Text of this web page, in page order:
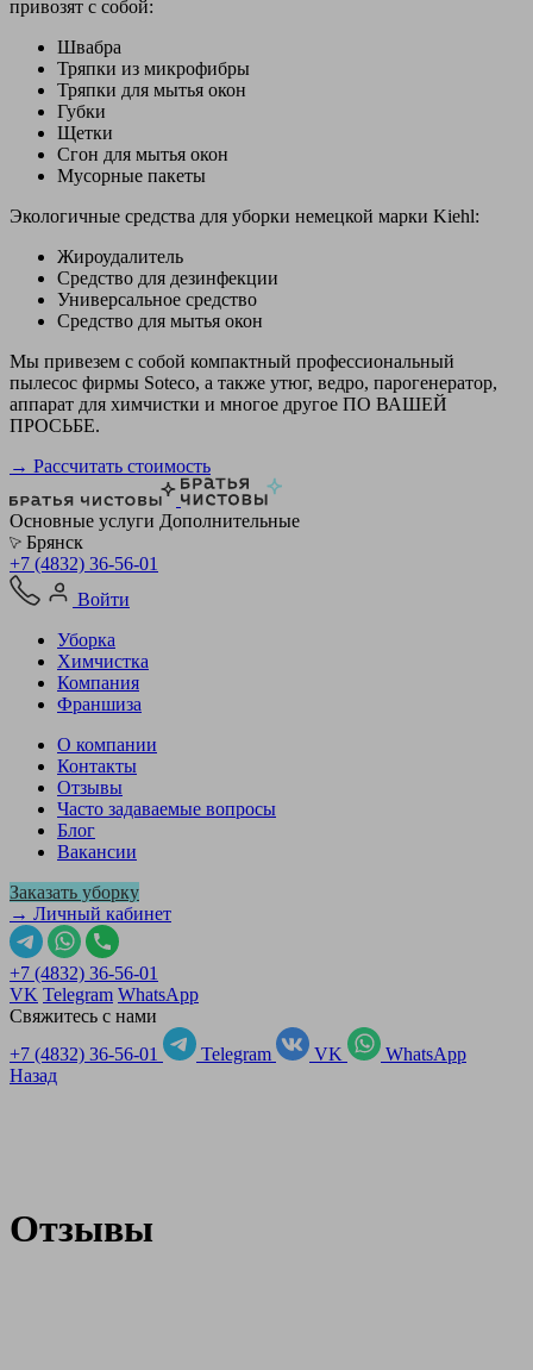
привозят с собой:
Швабра
Тряпки из микрофибры
Тряпки для мытья окон
Губки
Щетки
Сгон для мытья окон
Мусорные пакеты
Экологичные средства для уборки немецкой марки Kiehl:
Жироудалитель
Средство для дезинфекции
Универсальное средство
Средство для мытья окон
Мы привезем с собой компактный профессиональный
пылесос фирмы Soteco, а также утюг, ведро, парогенератор,
аппарат для химчистки и многое другое ПО ВАШЕЙ
ПРОСЬБЕ.
→ Рассчитать стоимость
Основные услуги Дополнительные
Брянск
+7 (4832) 36-56-01
Войти
Уборка
Химчистка
Компания
Франшиза
О компании
Контакты
Отзывы
Часто задаваемые вопросы
Блог
Вакансии
Заказать уборку
→ Личный кабинет
+7 (4832) 36-56-01
VK Telegram WhatsApp
Свяжитесь с нами
+7 (4832) 36-56-01
Telegram VK
WhatsApp
Назад
Отзывы